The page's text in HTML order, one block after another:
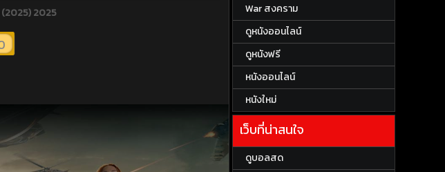
2025
War สงคราม
ดูหนังออนไลน์
ดูหนังฟรี
หนังออนไลน์
หนังใหม่
เว็บที่น่าสนใจ
ดูบอลสด